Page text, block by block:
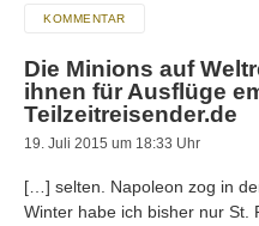
KOMMENTAR
Die Minions auf
ihnen für Ausflüge
Teilzeitreisender.de
19. Juli 2015 um 18:33 Uhr
[…] selten. Napoleon zog in
Winter habe ich bisher nur St.